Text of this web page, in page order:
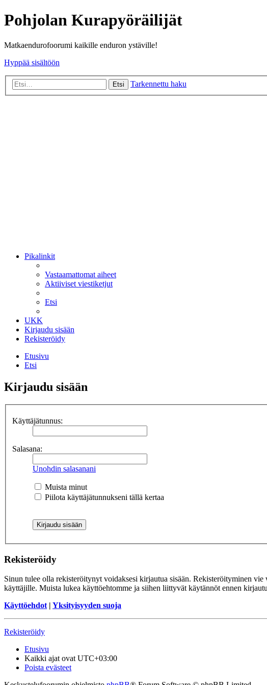
Pohjolan Kurapyöräilijät
Matkaendurofoorumi kaikille enduron ystäville!
Hyppää sisältöön
Etsi Tarkennettu haku
Pikalinkit
Vastaamattomat aiheet
Aktiiviset viestiketjut
Etsi
UKK
Kirjaudu sisään
Rekisteröidy
Etusivu
Etsi
Kirjaudu sisään
Käyttäjätunnus:
Salasana:
Unohdin salasanani
Muista minut
Piilota käyttäjätunnukseni tällä kertaa
Rekisteröidy
Sinun tulee olla rekisteröitynyt voidaksesi kirjautua sisään. Rekisteröityminen
käyttäjille. Muista lukea käyttöehtomme ja siihen liittyvät käytännöt ennen
Käyttöehdot | Yksityisyyden suoja
Rekisteröidy
Etusivu
Kaikki ajat ovat UTC+03:00
Poista evästeet